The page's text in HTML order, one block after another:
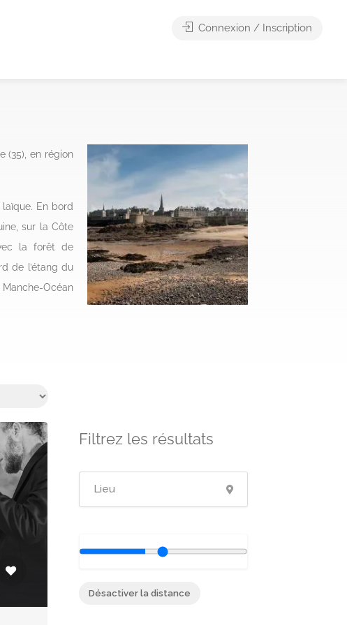
Connexion / Inscription
(35), en région
En bord
sur la Côte
la forêt de
de l’étang du
Océan
Filtrez les résultats
Désactiver la distance